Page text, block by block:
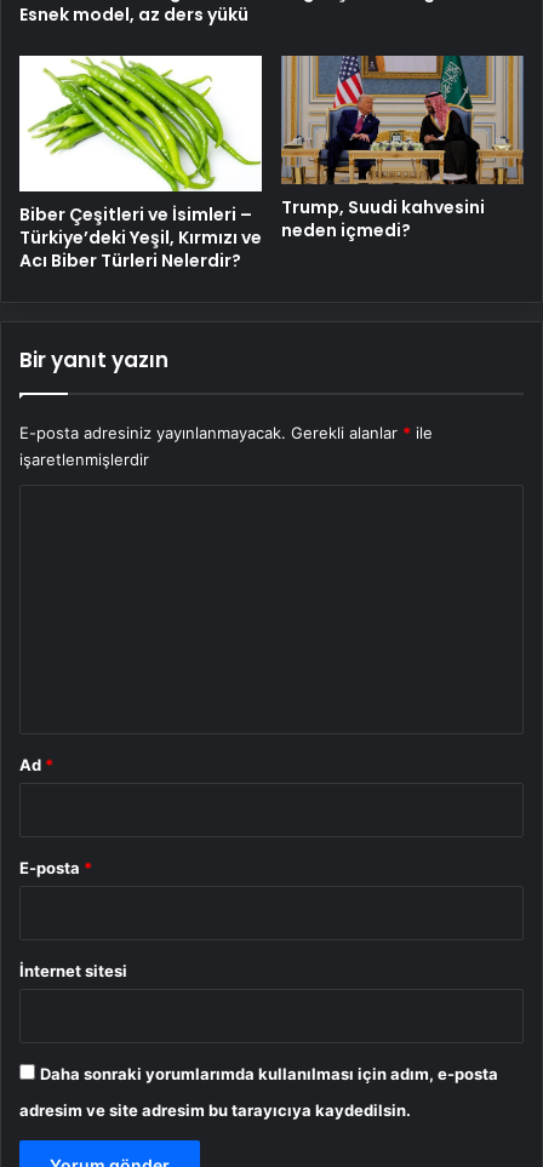
Esnek model, az ders yükü
Biber Çeşitleri ve İsimleri –
Türkiye’deki Yeşil, Kırmızı ve
Acı Biber Türleri Nelerdir?
Trump, Suudi kahvesini
neden içmedi?
Bir yanıt yazın
E-posta adresiniz yayınlanmayacak. Gerekli alanlar * ile
işaretlenmişlerdir
Ad *
E-posta *
İnternet sitesi
Daha sonraki yorumlarımda kullanılması için adım, e-posta
adresim ve site adresim bu tarayıcıya kaydedilsin.